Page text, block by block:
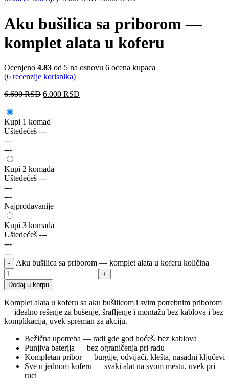
Aku bušilica sa priborom —
komplet alata u koferu
Ocenjeno 4.83 od 5 na osnovu 6 ocena kupaca
(6 recenzije korisnika)
6.600RSD 6.000 RSD
Kupi 1 komad
Uštedećeš ---
---
---
Kupi 2 komada
Uštedećeš ---
---
---
Najprodavanije
Kupi 3 komada
Uštedećeš ---
---
---
Aku bušilica sa priborom — komplet alata u koferu količina
Dodaj u korpu
Komplet alata u koferu sa aku bušilicom i svim potrebnim priborom
— idealno rešenje za bušenje, šrafljenje i montažu bez kablova i bez
komplikacija, uvek spreman za akciju.
Bežična upotreba — radi gde god hoćeš, bez kablova
Punjiva baterija — bez ograničenja pri radu
Kompletan pribor — burgije, odvijači, klešta, nasadni ključevi
Sve u jednom koferu — svaki alat na svom mestu, uvek pri
ruci